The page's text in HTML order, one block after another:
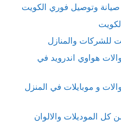
وتوصيل فوري الكويت
للشركات والمنازل
هواوي اندرويد في
و موبايلات في المنزل
الموديلات والالوان